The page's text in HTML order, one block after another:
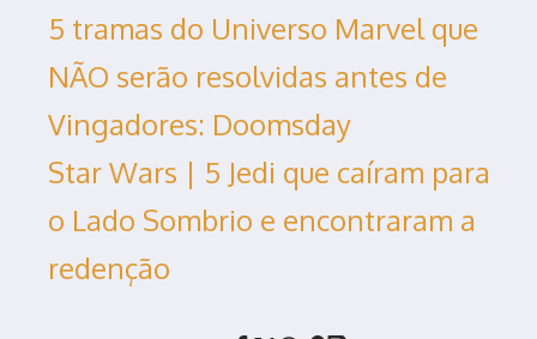
5 tramas do Universo Marvel que
NÃO serão resolvidas antes de
Vingadores: Doomsday
Star Wars | 5 Jedi que caíram para
o Lado Sombrio e encontraram a
redenção